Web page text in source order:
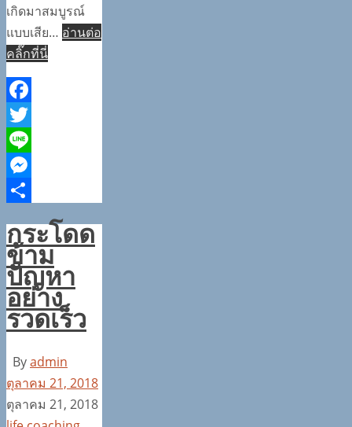
เกิดมาสมบูรณ์
แบบเสีย… อ่านต่อ
คลิ๊กที่นี่
Facebook
Twitter
Line
Messenger
กระโดด
ข้าม
ปัญหา
อย่าง
รวดเร็ว
Byadmin
ตุลาคม 21, 2018
ตุลาคม 21, 2018